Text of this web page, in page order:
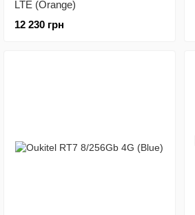
LTE (Orange)
12 230 грн